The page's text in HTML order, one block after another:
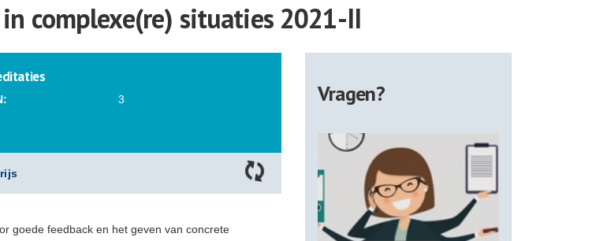
in complexe(re) situaties 2021-II
3
goede feedback en het geven van concrete
Vragen?